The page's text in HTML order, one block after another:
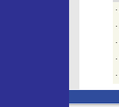
·
·
·
·
·